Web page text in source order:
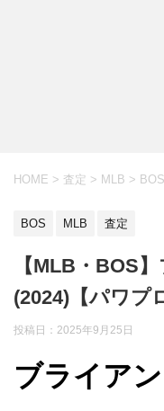
HOME > 査定 > MLB > BOS
BOS MLB 査定
【MLB・BOS
(2024)【パワプ
投稿日： 2025年9月25日
ブライア